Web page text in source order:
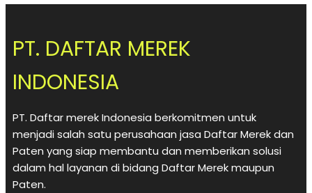
PT. DAFTAR MEREK
INDONESIA
PT. Daftar merek Indonesia berkomitmen untuk
menjadi salah satu perusahaan jasa Daftar Merek dan
Paten yang siap membantu dan memberikan solusi
dalam hal layanan di bidang Daftar Merek maupun
Paten.